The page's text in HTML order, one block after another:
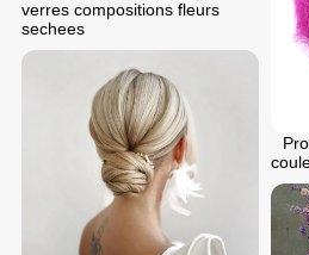
verres compositions fleurs
sechees